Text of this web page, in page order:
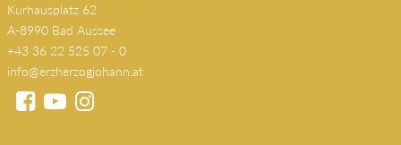
Kurhausplatz 62
A-8990 Bad Aussee
+43 36 22 525 07 - 0
info@erzherzogjohann.at